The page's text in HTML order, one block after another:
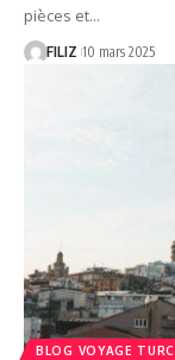
pièces et…
FILIZ 10 mars 2025
BLOG VOYAGE TURC